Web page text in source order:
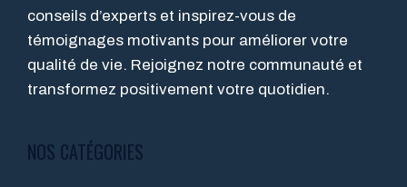
conseils d’experts et inspirez-vous de
témoignages motivants pour améliorer votre
qualité de vie. Rejoignez notre communauté et
transformez positivement votre quotidien.
NOS CATÉGORIES